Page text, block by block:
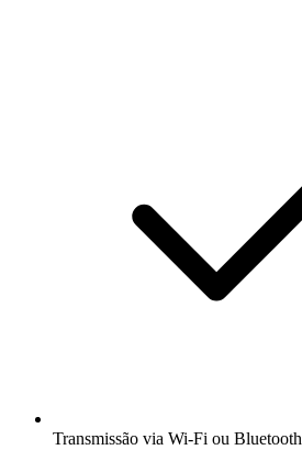
Transmissão via Wi-Fi ou Bluetooth